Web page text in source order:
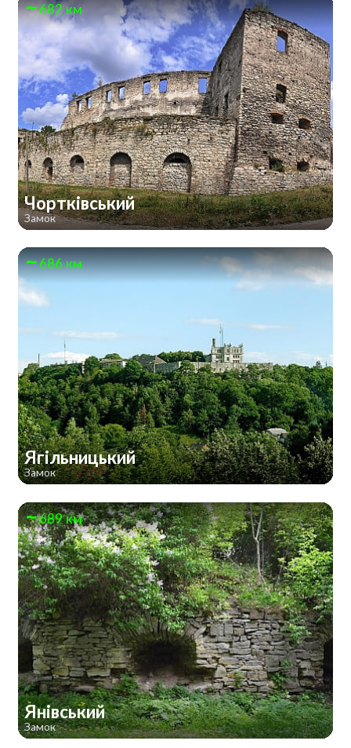
682 км
Чортківський
Замок
686 км
Ягільницький
Замок
689 км
Янівський
Замок